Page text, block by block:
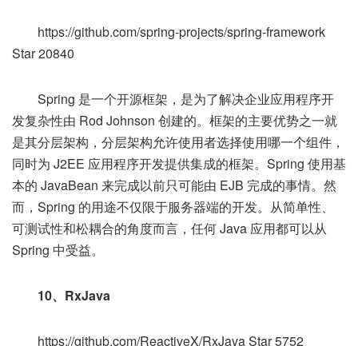
https://github.com/spring-projects/spring-framework
Star 20840
Spring 是一个开源框架，是为了解决企业应用程序开
发复杂性由 Rod Johnson 创建的。框架的主要优势之一就
是其分层架构，分层架构允许使用者选择使用哪一个组件，
同时为 J2EE 应用程序开发提供集成的框架。Spring 使用基
本的 JavaBean 来完成以前只可能由 EJB 完成的事情。然
而，Spring 的用途不仅限于服务器端的开发。从简单性、
可测试性和松耦合的角度而言，任何 Java 应用都可以从
Spring 中受益。
10、RxJava
https://github.com/ReactiveX/RxJava Star 5752